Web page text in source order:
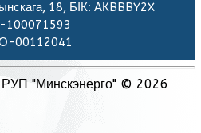
18, БІК: АКBBBY2X
00112041
"Минскэнерго" © 2026